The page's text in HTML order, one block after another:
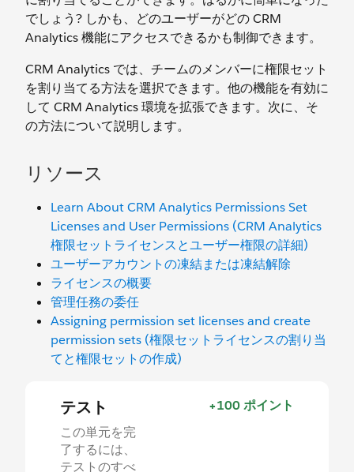
でしょう? しかも、どのユーザーがどの CRM
Analytics 機能にアクセスできるかも制御できます。
CRM Analytics では、チームのメンバーに権限セット
を割り当てる方法を選択できます。他の機能を有効に
して CRM Analytics 環境を拡張できます。次に、そ
の方法について説明します。
リソース
Learn About CRM Analytics Permissions Set
Licenses and User Permissions (CRM Analytics
権限セットライセンスとユーザー権限の詳細)
ユーザーアカウントの凍結または凍結解除
ライセンスの概要
管理任務の委任
Assigning permission set licenses and create
permission sets (権限セットライセンスの割り当
てと権限セットの作成)